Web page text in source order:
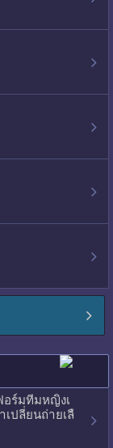
อร์มทีมหญิงเ
เปลี่ยนถ่ายเลื